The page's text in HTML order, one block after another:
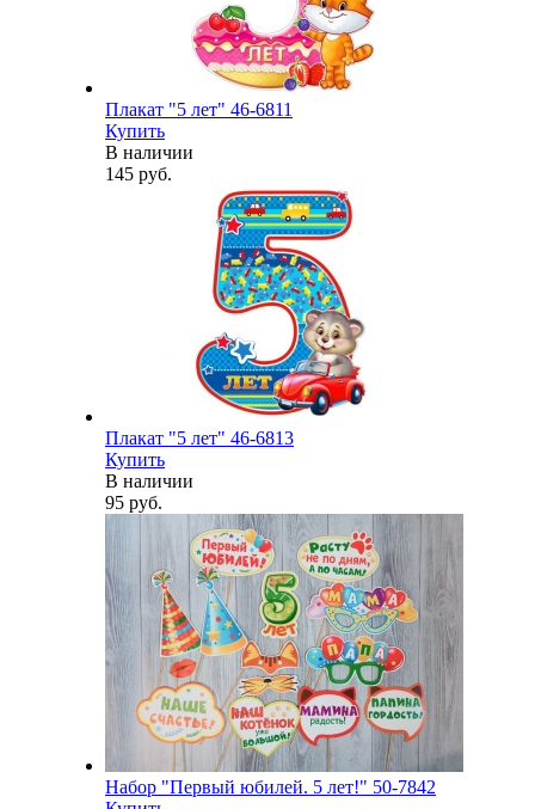
Плакат "5 лет" 46-6811
Купить
В наличии
145 руб.
Плакат "5 лет" 46-6813
Купить
В наличии
95 руб.
Набор "Первый юбилей. 5 лет!" 50-7842